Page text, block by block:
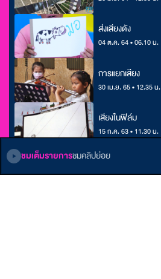
ชมเต็มรายการชมคลิปย่อย
ส่งเสียงดัง
04 ต.ค. 64 • 06.10 น.
การแยกเสียง
30 เม.ย. 65 • 12.35 น.
เสียงในฟิล์ม
15 ก.ค. 63 • 11.30 น.